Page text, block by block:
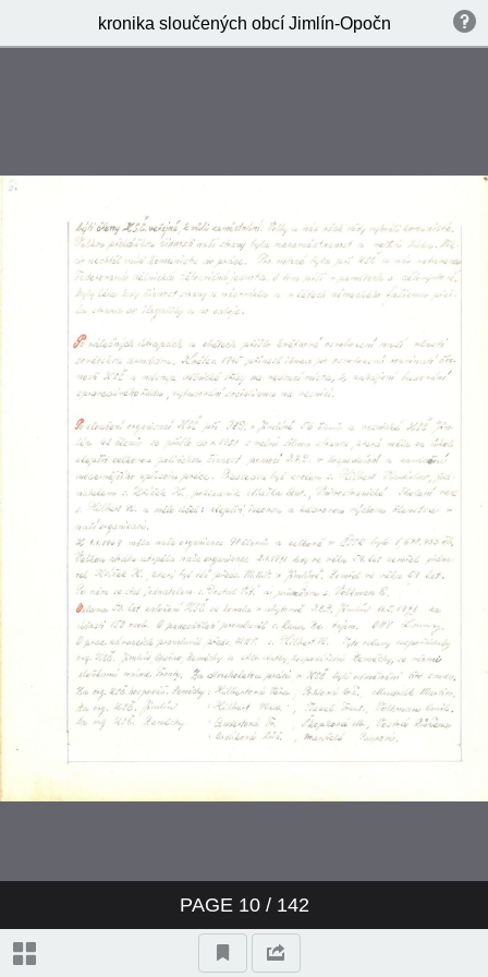
kronika sloučených obcí Jimlín-Opočno-Zeměchy
PAGE 10/ 142